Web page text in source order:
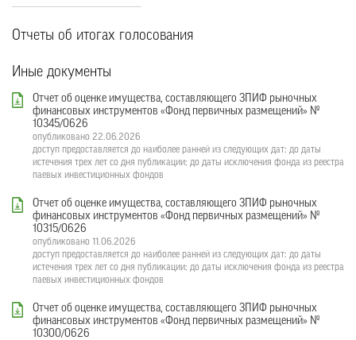
Отчеты об итогах голосования
Иные документы
Отчет об оценке имущества, составляющего ЗПИФ рыночных
финансовых инструментов «Фонд первичных размещений» №
10345/0626
опубликовано 22.06.2026
доступ предоставляется до наиболее ранней из следующих дат: до даты
истечения трех лет со дня публикации; до даты исключения фонда из реестра
паевых инвестиционных фондов
Отчет об оценке имущества, составляющего ЗПИФ рыночных
финансовых инструментов «Фонд первичных размещений» №
10315/0626
опубликовано 11.06.2026
доступ предоставляется до наиболее ранней из следующих дат: до даты
истечения трех лет со дня публикации; до даты исключения фонда из реестра
паевых инвестиционных фондов
Отчет об оценке имущества, составляющего ЗПИФ рыночных
финансовых инструментов «Фонд первичных размещений» №
10300/0626